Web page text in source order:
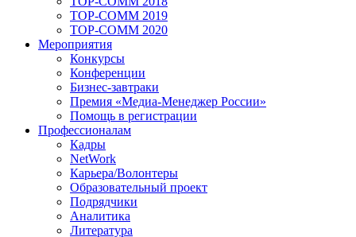
TOP-COMM 2019
TOP-COMM 2020
Мероприятия
Конкурсы
Конференции
Бизнес-завтраки
Премия «Медиа-Менеджер России»
Помощь в регистрации
Профессионалам
Кадры
NetWork
Карьера/Волонтеры
Образовательный проект
Подрядчики
Аналитика
Литература